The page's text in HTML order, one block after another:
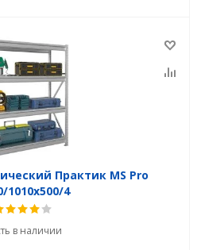
Практик MS Pro
1010x500/4
в наличии